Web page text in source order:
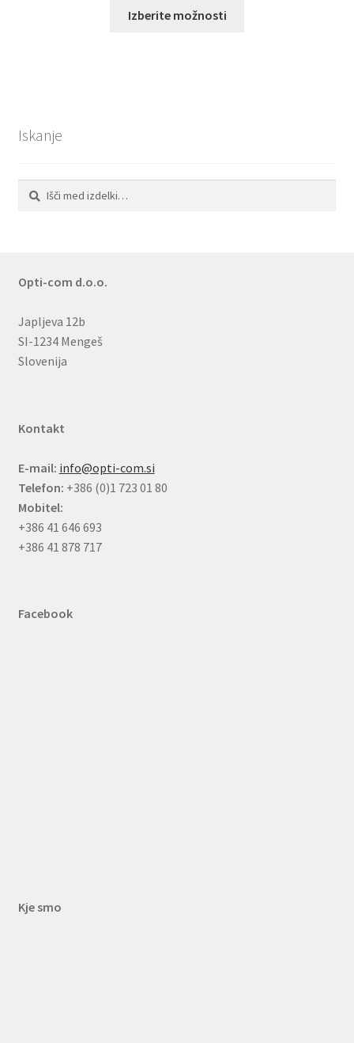
Izberite možnosti
strani
Iskanje
Išči:
Iskanje
Opti-com d.o.o.
Japljeva 12b
SI-1234 Mengeš
Slovenija
Kontakt
E-mail: info@opti-com.si
Telefon: +386 (0)1 723 01 80
Mobitel:
+386 41 646 693
+386 41 878 717
Facebook
Kje smo